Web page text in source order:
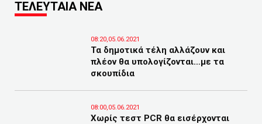
ΤΕΛΕΥΤΑΙΑ ΝΕΑ
08:20,05.06.2021
Τα δημοτικά τέλη αλλάζουν και
πλέον θα υπολογίζονται…με τα
σκουπίδια
08:00,05.06.2021
Χωρίς τεστ PCR θα εισέρχονται